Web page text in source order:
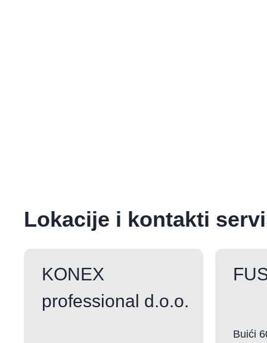
Lokacije i kontakti
KONEX
professional d.o.o.
Buići